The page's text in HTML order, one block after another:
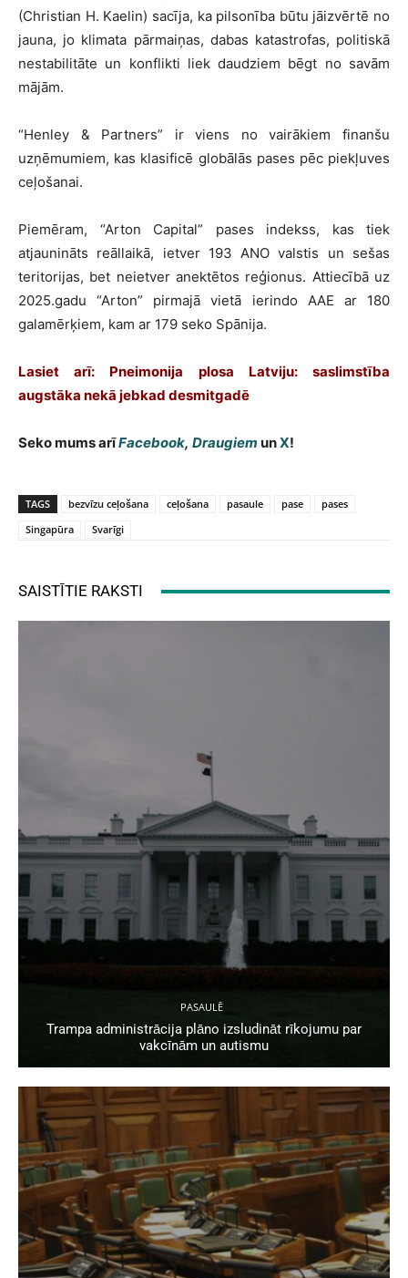
(Christian H. Kaelin) sacīja, ka pilsonība būtu jāizvērtē no
jauna, jo klimata pārmaiņas, dabas katastrofas, politiskā
nestabilitāte un konflikti liek daudziem bēgt no savām
mājām.
“Henley & Partners” ir viens no vairākiem finanšu
uzņēmumiem, kas klasificē globālās pases pēc piekļuves
ceļošanai.
Piemēram, “Arton Capital” pases indekss, kas tiek
atjaunināts reāllaikā, ietver 193 ANO valstis un sešas
teritorijas, bet neietver anektētos reģionus. Attiecībā uz
2025.gadu “Arton” pirmajā vietā ierindo AAE ar 180
galamērķiem, kam ar 179 seko Spānija.
Lasiet arī: Pneimonija plosa Latviju: saslimstība
augstāka nekā jebkad desmitgadē
Seko mums arīFacebook, Draugiem unX!
TAGS bezvīzu ceļošana ceļošana pasaule pase
pases
Singapūra
Svarīgi
SAISTĪTIE RAKSTI
PASAULĒ
Trampa administrācija plāno izsludināt rīkojumu par
vakcīnām un autismu